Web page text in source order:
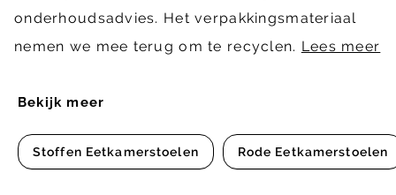
Bekijk meer
Stoffen Eetkamerstoelen Rode Eetkamerstoelen
onderhoudsadvies. Het verpakkingsmateriaal
nemen we mee terug om te recyclen. Lees meer